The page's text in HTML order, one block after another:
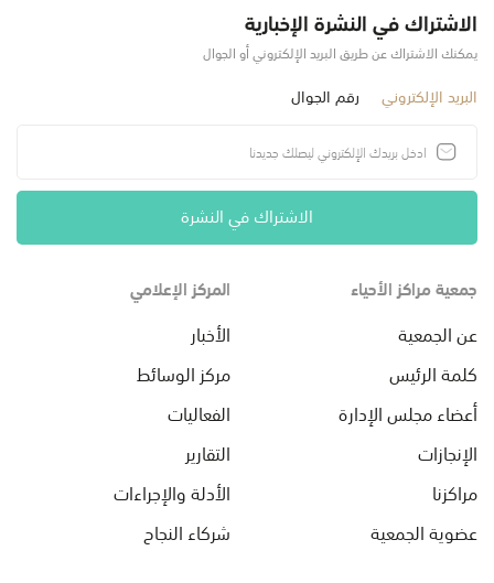
الاشتراك في النشرة الإخبارية
يمكنك الاشتراك عن طريق البريد الإلكتروني أو الجوال
البريد الإلكتروني رقم الجوال
الاشتراك في النشرة
جمعية مراكز الأحياء
عن الجمعية
كلمة الرئيس
أعضاء مجلس الإدارة
الإنجازات
مراكزنا
عضوية الجمعية
المركز الإعلامي
الأخبار
مركز الوسائط
الفعاليات
التقارير
الأدلة والإجراءات
شركاء النجاح